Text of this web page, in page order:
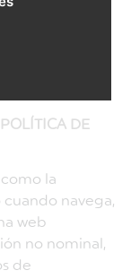
y que
uses
DE
la
navega,
web
no nominal,
de